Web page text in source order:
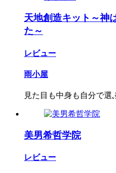
天地創造キット～神
た～
レビュー
雨小屋
見た目も中身も自分で
美男希哲学院
レビュー